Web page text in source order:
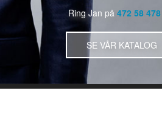
Ring Jan på 472 58 478
SE VÅR KATALOG